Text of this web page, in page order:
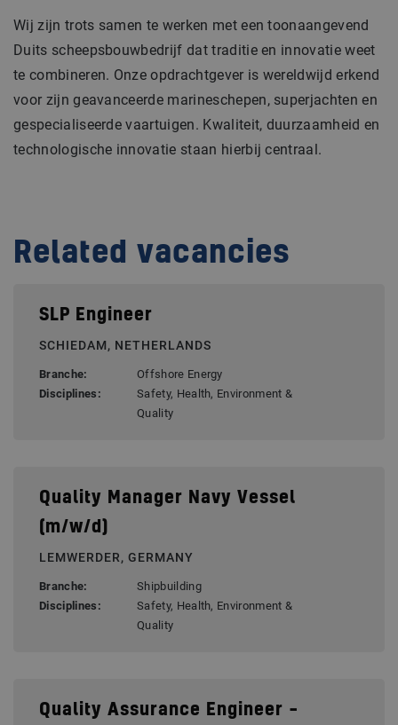
Wij zijn trots samen te werken met een toonaangevend
Duits scheepsbouwbedrijf dat traditie en innovatie weet
te combineren. Onze opdrachtgever is wereldwijd erkend
voor zijn geavanceerde marineschepen, superjachten en
gespecialiseerde vaartuigen. Kwaliteit, duurzaamheid en
technologische innovatie staan hierbij centraal.
Related vacancies
SLP Engineer
SCHIEDAM, NETHERLANDS
Branche:
Offshore Energy
Disciplines:
Safety, Health, Environment &
Quality
Quality Manager Navy Vessel
(m/w/d)
LEMWERDER, GERMANY
Branche:
Shipbuilding
Disciplines:
Safety, Health, Environment &
Quality
Quality Assurance Engineer –